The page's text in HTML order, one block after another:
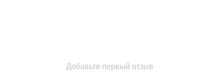
Добавьте первый отзыв